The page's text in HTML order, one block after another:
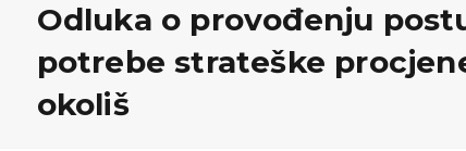
Odluka o provođenju
potrebe strateške
okoliš